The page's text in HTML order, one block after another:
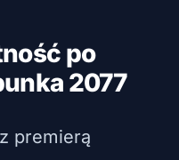
po
2077
premierą